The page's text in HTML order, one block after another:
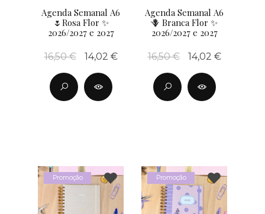
Agenda Semanal A6
🌷Rosa Flor ✨
2026/2027 e 2027
16,50 € 14,02 €
Agenda Semanal A6
🪻 Branca Flor ✨
2026/2027 e 2027
16,50 € 14,02 €
Promoção Promoção